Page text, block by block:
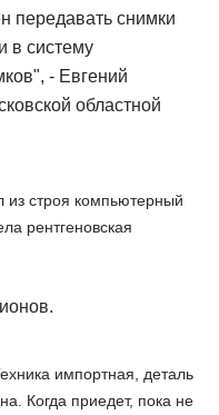
передавать снимки
в систему
- Евгений
областной
из строя компьютерный
рентгеновская
импортная, деталь
Когда приедет, пока не